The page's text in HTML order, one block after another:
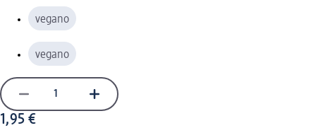
vegano
vegano
1,95 €